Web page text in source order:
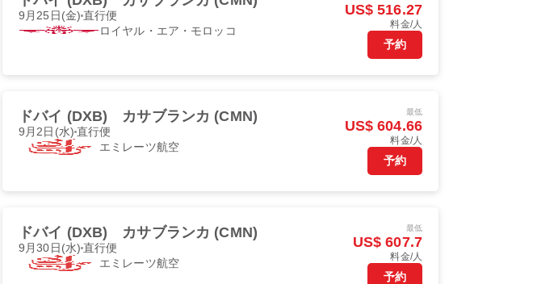
9月25日(金)直行便
ロイヤル・エア・モロッコ
US$ 516.27
料金/人
予約
ドバイ (DXB) カサブランカ (CMN)
9月2日(水) 直行便
エミレーツ航空
最低
US$ 604.66
料金/人
予約
ドバイ (DXB) カサブランカ (CMN)
9月30日(水)直行便
エミレーツ航空
最低
US$ 607.7
料金/人
予約